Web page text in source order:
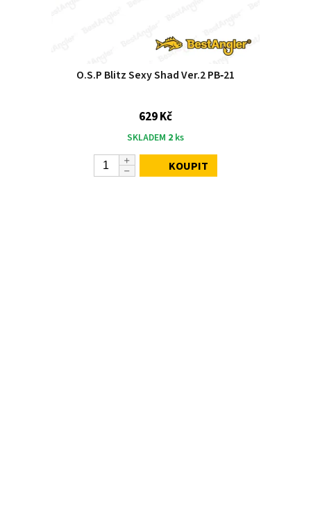
O.S.P Blitz Sexy Shad Ver.2 PB‑21
629 Kč
SKLADEM 2 ks
KOUPIT